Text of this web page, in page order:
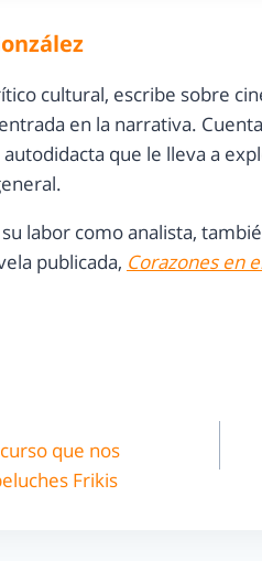
cultural, escribe sobre
en la narrativa.
que le lleva a
labor como analista,
publicada, Corazones en
que nos
Frikis